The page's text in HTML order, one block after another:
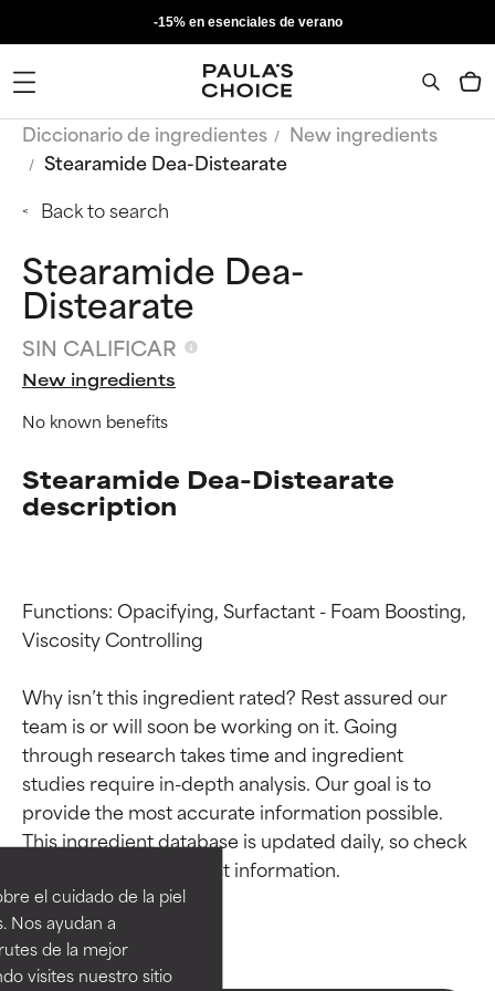
el cuidado de la piel
Nos ayudan a
de la mejor
visites nuestro sitio
-15% en esenciales de verano
Diccionario de ingredientes
New ingredients
Stearamide Dea-Distearate
Back to search
Stearamide Dea-
Distearate
SIN CALIFICAR
New ingredients
No known benefits
Stearamide Dea-Distearate
description
Functions: Opacifying, Surfactant - Foam Boosting,
Viscosity Controlling
Why isn’t this ingredient rated? Rest assured our
team is or will soon be working on it. Going
through research takes time and ingredient
studies require in-depth analysis. Our goal is to
provide the most accurate information possible.
This ingredient database is updated daily, so check
Calificaciones de
ingredientes
EXCELENTE
Ingrediente sobresaliente con
beneficios reales para la piel. Su
Calificaciones de
ingredientes
EXCELENTE
Ingrediente sobresaliente con
beneficios reales para la piel. Su